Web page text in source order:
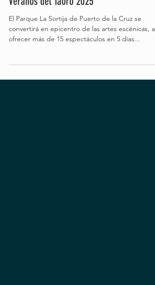
Mánver, Carlos Hipólito, Luisa Martín y
Olivia Molina, forman el cartel de lujo de
Veranos del Taoro 2025
convertirá en epicentro de las artes escénicas, al